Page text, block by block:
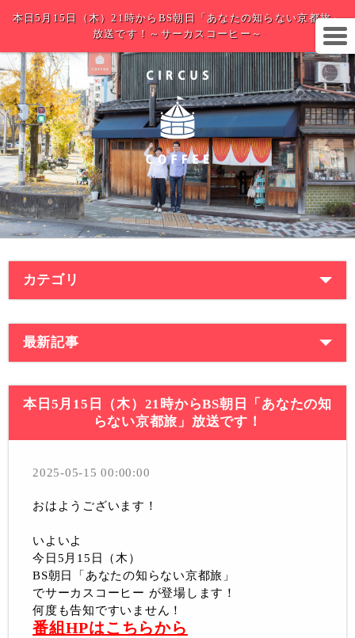
本日5月15日（木）21時からBS朝日「あなたの知らない京都旅」
放送です！～サーカスコーヒー～
カテゴリ
最新記事
本日5月15日（木）21時からBS朝日「あなたの知
らない京都旅」放送です！
2025-05-15 00:00:00
おはようございます！
いよいよ
今日5月15日（木）
BS朝日「あなたの知らない京都旅」
でサーカスコーヒー が登場します！
何度も告知ですいません！
番組HPはこちらから